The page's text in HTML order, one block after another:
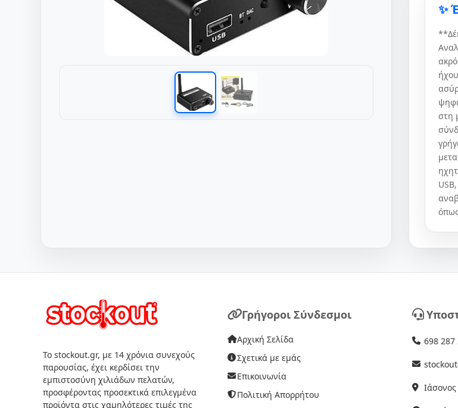
✨
στη
Το stockout.gr, με 14 χρόνια συνεχούς
παρουσίας, έχει κερδίσει την
εμπιστοσύνη χιλιάδων πελατών,
προσφέροντας προσεκτικά επιλεγμένα
προϊόντα στις χαμηλότερες τιμές της
Γρήγοροι Σύνδεσμοι
Αρχική Σελίδα
Σχετικά με εμάς
Επικοινωνία
Πολιτική Απορρήτου
698 287